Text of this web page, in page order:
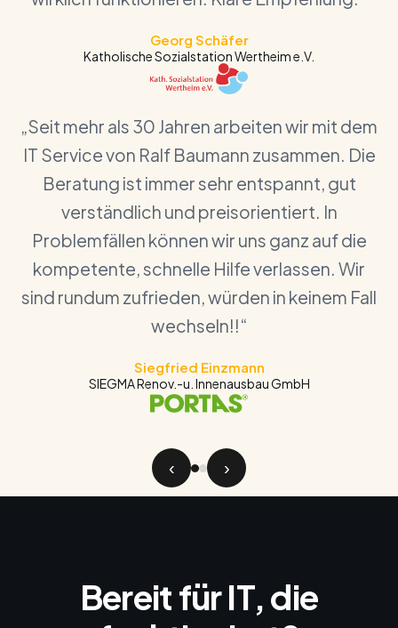
Georg Schäfer
Katholische Sozialstation Wertheim e.V.
„Seit mehr als 30 Jahren arbeiten wir mit dem
IT Service von Ralf Baumann zusammen. Die
Beratung ist immer sehr entspannt, gut
verständlich und preisorientiert. In
Problemfällen können wir uns ganz auf die
kompetente, schnelle Hilfe verlassen. Wir
sind rundum zufrieden, würden in keinem Fall
wechseln!!“
Siegfried Einzmann
SIEGMA Renov.-u. Innenausbau GmbH
‹ ›
Bereit für IT, die